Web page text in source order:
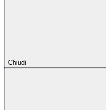
Chiudi